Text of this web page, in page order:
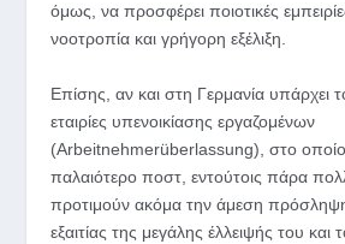
όμως, να προσφέρει ποιοτικές
νοοτροπία και γρήγορη εξέλιξη.
Επίσης, αν και στη Γερμανία υπάρχει
εταιρίες υπενοικίασης εργαζομένων
(Arbeitnehmerüberlassung), στο
παλαιότερο ποστ, εντούτοις πάρα
προτιμούν ακόμα την άμεση
εξαιτίας της μεγάλης έλλειψής του